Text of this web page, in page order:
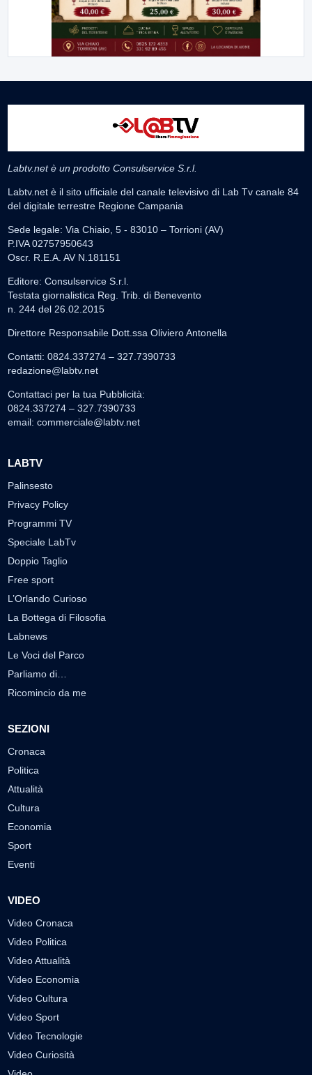
Labtv.net è un prodotto Consulservice S.r.l.
Labtv.net è il sito ufficiale del canale televisivo di Lab Tv canale 84
del digitale terrestre Regione Campania
Sede legale: Via Chiaio, 5 - 83010 – Torrioni (AV)
P.IVA 02757950643
Oscr. R.E.A. AV N.181151
Editore: Consulservice S.r.l.
Testata giornalistica Reg. Trib. di Benevento
n. 244 del 26.02.2015
Direttore Responsabile Dott.ssa Oliviero Antonella
Contatti: 0824.337274 – 327.7390733
redazione@labtv.net
Contattaci per la tua Pubblicità:
0824.337274 – 327.7390733
email: commerciale@labtv.net
LABTV
Palinsesto
Privacy Policy
Programmi TV
Speciale LabTv
Doppio Taglio
Free sport
L’Orlando Curioso
La Bottega di Filosofia
Labnews
Le Voci del Parco
Parliamo di…
Ricomincio da me
SEZIONI
Cronaca
Politica
Attualità
Cultura
Economia
Sport
Eventi
VIDEO
Video Cronaca
Video Politica
Video Attualità
Video Economia
Video Cultura
Video Sport
Video Tecnologie
Video Curiosità